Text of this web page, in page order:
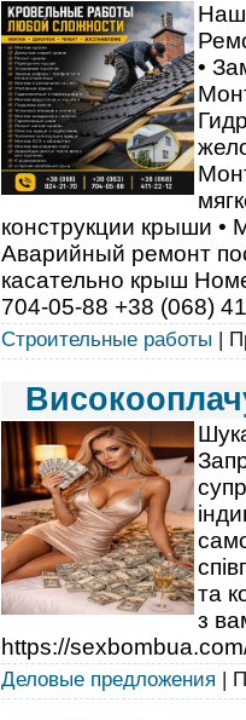
•
конструкции крыши
Аварийный ремонт
касательно крыш
704-05-88 +38 (068)
Строительные работы |
та
з
https://
Деловые предложения |